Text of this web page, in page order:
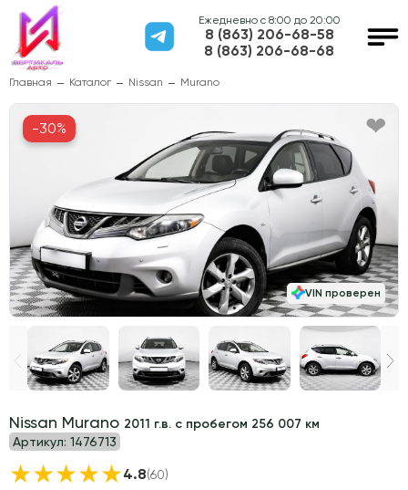
Ежедневно с 8:00 до 20:00
8 (863) 206-68-58
8 (863) 206-68-68
Главная Каталог Nissan Murano
Nissan Murano 2011 г.в. с пробегом 256 007 км
Артикул: 1476713
★★★★★4.8(60)
VIN проверен
-30%